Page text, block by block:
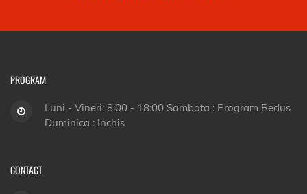
PROGRAM
Luni - Vineri: 8:00 - 18:00 Sambata : Program Redus
Duminica : Inchis
CONTACT